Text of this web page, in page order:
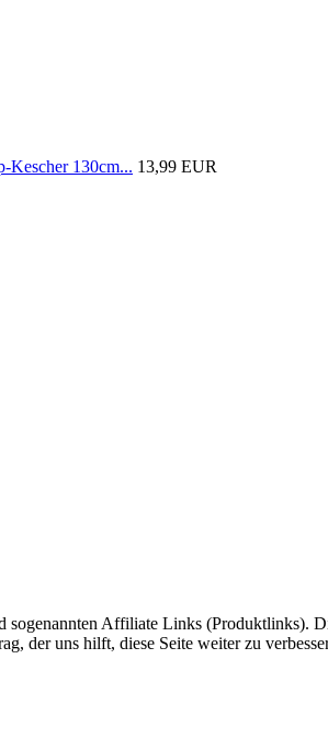
Kescher 130cm... 13,99 EUR
sogenannten Affiliate Links
der uns hilft, diese Seite weiter zu